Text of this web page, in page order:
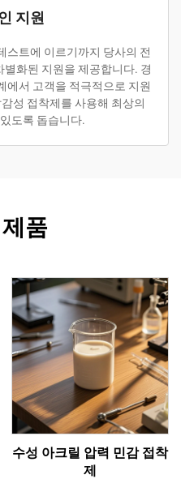
지원
스트에 이르기까지 당사의 전
화된 지원을 제공합니다. 경
에서 고객을 적극적으로 지원
성 접착제를 사용해 최상의
도록 돕습니다.
품
수성 아크릴 압력 민감 접착
제